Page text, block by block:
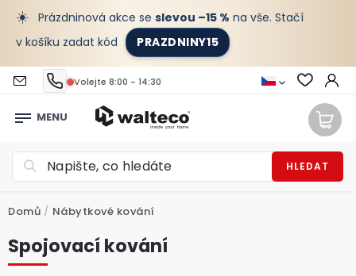
☀️ Prázdninová akce se slevou –15 % na vše. Stačí
v košíku zadat kód
PRAZDNINY15
Volejte 8:00 - 14:30
HLEDAT
Domů / Nábytkové kování
Spojovací kování